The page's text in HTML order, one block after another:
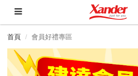
首頁 會員好禮專區